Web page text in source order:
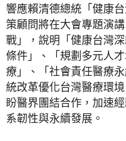
響應賴清德總統「健康
策顧問將在大會專題演
戰」，說明「健康台灣
條件」、「規劃多元人
療」、「社會責任醫療
統改革優化台灣醫療環
盼醫界團結合作，加速
系韌性與永續發展。